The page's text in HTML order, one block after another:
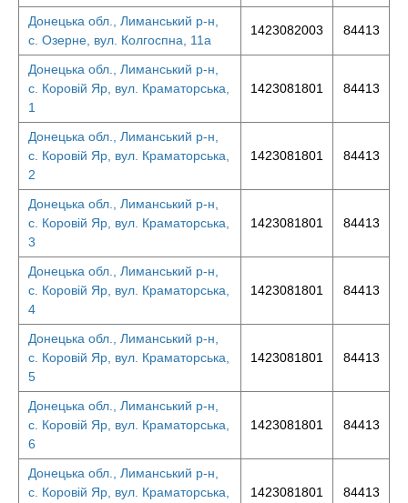
Донецька обл., Лиманський р-н,
с. Озерне, вул. Колгоспна, 11а
1423082003 84413
Донецька обл., Лиманський р-н,
с. Коровій Яр, вул. Краматорська,
1
1423081801 84413
Донецька обл., Лиманський р-н,
с. Коровій Яр, вул. Краматорська,
2
1423081801 84413
Донецька обл., Лиманський р-н,
с. Коровій Яр, вул. Краматорська,
3
1423081801 84413
Донецька обл., Лиманський р-н,
с. Коровій Яр, вул. Краматорська,
4
1423081801 84413
Донецька обл., Лиманський р-н,
с. Коровій Яр, вул. Краматорська,
5
1423081801 84413
Донецька обл., Лиманський р-н,
с. Коровій Яр, вул. Краматорська,
6
1423081801 84413
Донецька обл., Лиманський р-н,
с. Коровій Яр, вул. Краматорська,
1423081801 84413